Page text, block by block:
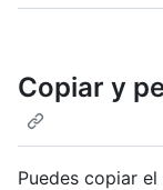
Copiar y
Puedes copiar